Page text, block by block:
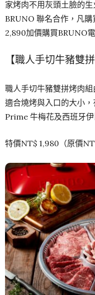
家烤肉不用灰頭土臉的
BRUNO 聯名合作，凡
2,890加價購買BRUNO
【職人手切牛豬雙
職人手切牛豬雙拼烤肉
適合燒烤與入口的大小
Prime 牛梅花及西班牙
特價NT$ 1,980（原價